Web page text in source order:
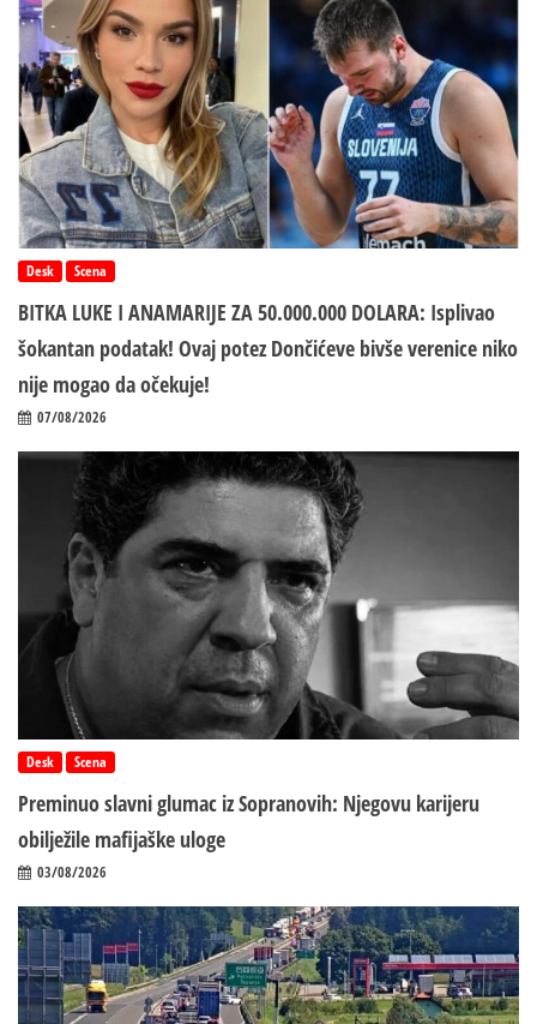
Desk Scena
BITKA LUKE I ANAMARIJE ZA 50.000.000 DOLARA: Isplivao
šokantan podatak! Ovaj potez Dončićeve bivše verenice niko
nije mogao da očekuje!
07/08/2026
Desk Scena
Preminuo slavni glumac iz Sopranovih: Njegovu karijeru
obilježile mafijaške uloge
03/08/2026